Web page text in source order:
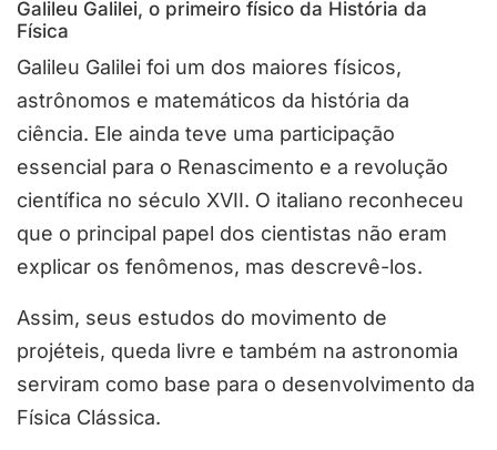
Galileu Galilei, o primeiro físico da História da
Física
Galileu Galilei foi um dos maiores físicos,
astrônomos e matemáticos da história da
ciência. Ele ainda teve uma participação
essencial para o Renascimento e a revolução
científica no século XVII. O italiano reconheceu
que o principal papel dos cientistas não eram
explicar os fenômenos, mas descrevê-los.
Assim, seus estudos do movimento de
projéteis, queda livre e também na astronomia
serviram como base para o desenvolvimento da
Física Clássica.